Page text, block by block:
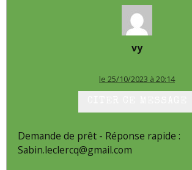
vy
le 25/10/2023 à 20:14
Demande de prêt - Réponse rapide :
Sabin.leclercq@gmail.com